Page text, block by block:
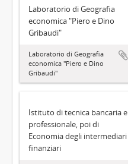
Laboratorio di Geografia
economica "Piero e Dino
Gribaudi"
Laboratorio di Geografia
economica "Piero e Dino
Gribaudi"
Istituto di tecnica bancaria e
professionale, poi di
Economia degli intermediari
finanziari